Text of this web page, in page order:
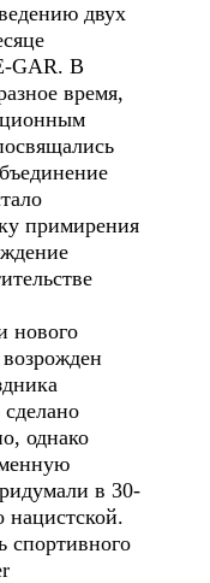
двух
GAR. В
время,
примирения
нового
однако
в 30-
нацистской.
спортивного